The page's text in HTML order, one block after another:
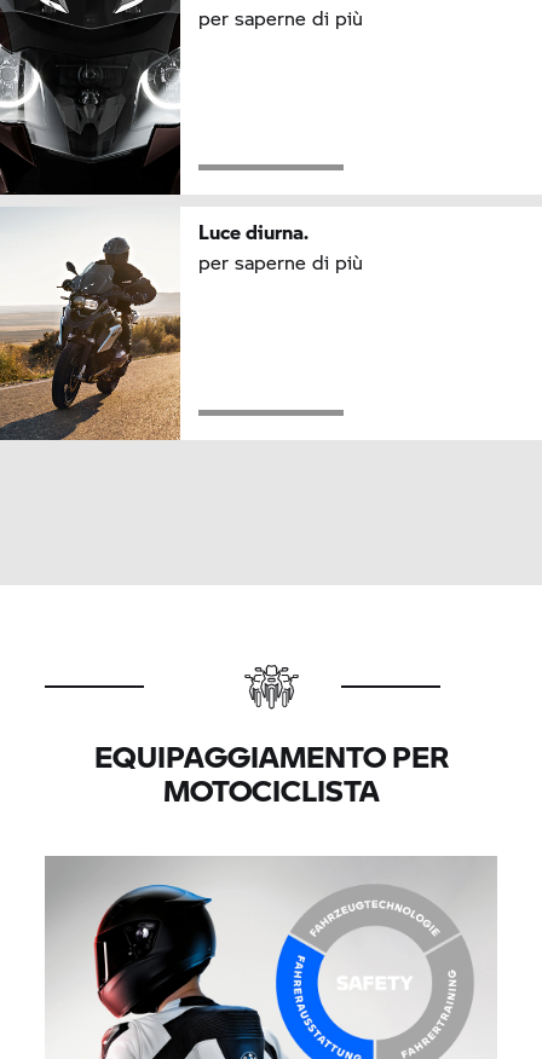
per saperne di più
Luce diurna.
per saperne di più
EQUIPAGGIAMENTO PER
MOTOCICLISTA